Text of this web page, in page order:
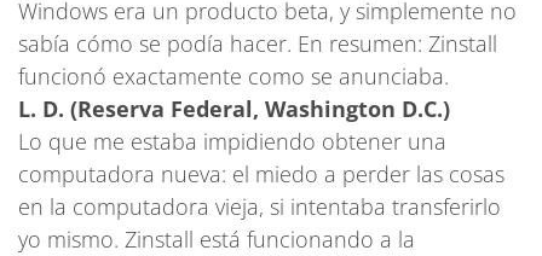
Windows era un producto beta, y simplemente no
sabía cómo se podía hacer. En resumen: Zinstall
funcionó exactamente como se anunciaba.
L. D. (Reserva Federal, Washington D.C.)
Lo que me estaba impidiendo obtener una
computadora nueva: el miedo a perder las cosas
en la computadora vieja, si intentaba transferirlo
yo mismo. Zinstall está funcionando a la